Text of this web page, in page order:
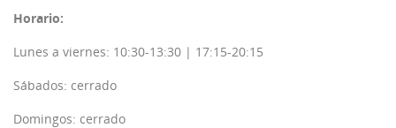
Horario:
Lunes a viernes: 10:30-13:30 | 17:15-20:15
Sábados: cerrado
Domingos: cerrado